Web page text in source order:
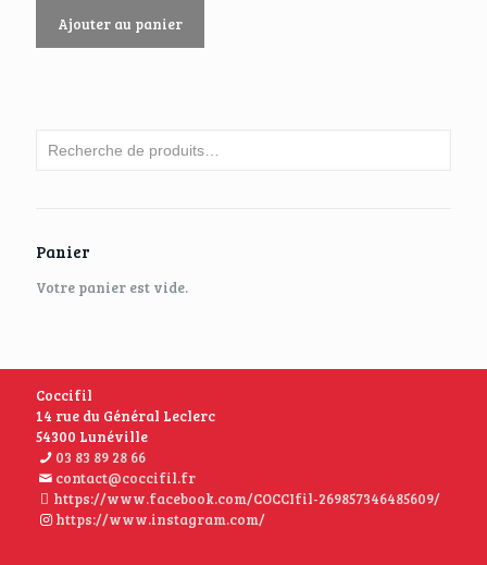
Ajouter au panier
Panier
Votre panier est vide.
Coccifil
14 rue du Général Leclerc
54300 Lunéville
03 83 89 28 66
contact@coccifil.fr
https://www.facebook.com/COCCIfil-269857346485609/
https://www.instagram.com/